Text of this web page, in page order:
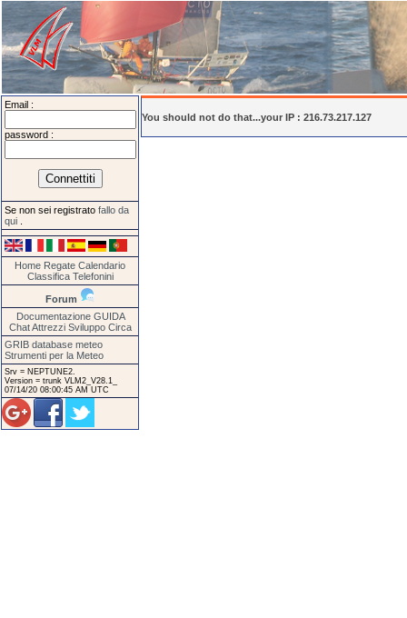
Email :
password :
Se non sei registrato fallo da
qui
Home Regate Calendario
Classifica Telefonini
Forum
Documentazione GUIDA
Chat Attrezzi Sviluppo Circa
GRIB database meteo
Strumenti per la Meteo
Srv = NEPTUNE2.
Version = trunk VLM2_V28.1_
07/14/20 08:00:45 AM UTC
You should not do that...your IP : 216.73.217.127